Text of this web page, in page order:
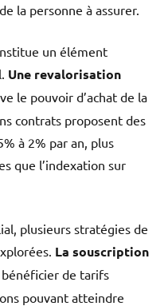
la personne à assurer.
un élément
Une revalorisation
le pouvoir d’achat de la
contrats proposent des
à 2% par an, plus
que l’indexation sur
plusieurs stratégies de
La souscription
de tarifs
pouvant atteindre